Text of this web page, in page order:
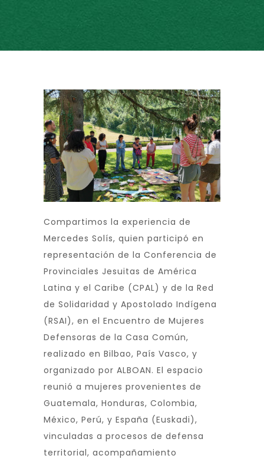
Compartimos la experiencia de
Mercedes Solís, quien participó en
representación de la Conferencia de
Provinciales Jesuitas de América
Latina y el Caribe (CPAL) y de la Red
de Solidaridad y Apostolado Indígena
(RSAI), en el Encuentro de Mujeres
Defensoras de la Casa Común,
realizado en Bilbao, País Vasco, y
organizado por ALBOAN. El espacio
reunió a mujeres provenientes de
Guatemala, Honduras, Colombia,
México, Perú, y España (Euskadi),
vinculadas a procesos de defensa
territorial, acompañamiento